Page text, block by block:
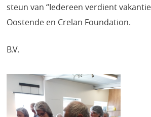
steun van “Iedereen verdient
Oostende en Crelan Foundation.
B.V.